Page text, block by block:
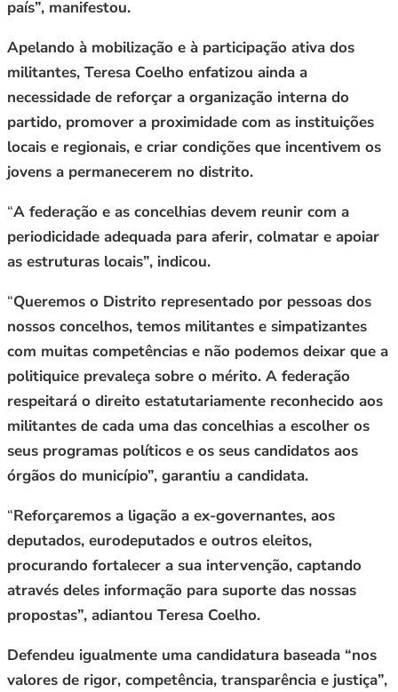
país”, manifestou.
Apelando à mobilização e à participação ativa dos
militantes, Teresa Coelho enfatizou ainda a
necessidade de reforçar a organização interna do
partido, promover a proximidade com as instituições
locais e regionais, e criar condições que incentivem os
jovens a permanecerem no distrito.
“A federação e as concelhias devem reunir com a
periodicidade adequada para aferir, colmatar e apoiar
as estruturas locais”, indicou.
“Queremos o Distrito representado por pessoas dos
nossos concelhos, temos militantes e simpatizantes
com muitas competências e não podemos deixar que a
politiquice prevaleça sobre o mérito. A federação
respeitará o direito estatutariamente reconhecido aos
militantes de cada uma das concelhias a escolher os
seus programas políticos e os seus candidatos aos
órgãos do município”, garantiu a candidata.
“Reforçaremos a ligação a ex-governantes, aos
deputados, eurodeputados e outros eleitos,
procurando fortalecer a sua intervenção, captando
através deles informação para suporte das nossas
propostas”, adiantou Teresa Coelho.
Defendeu igualmente uma candidatura baseada “nos
valores de rigor, competência, transparência e justiça”,